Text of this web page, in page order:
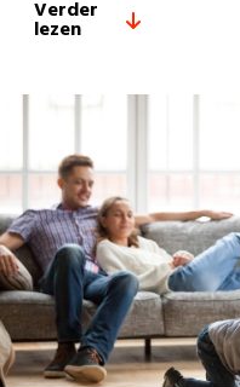
Verder
lezen